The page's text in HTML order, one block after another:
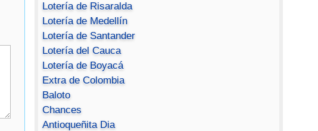
Lotería de Risaralda
Lotería de Medellín
Lotería de Santander
Lotería del Cauca
Lotería de Boyacá
Extra de Colombia
Baloto
Chances
Antioqueñita Dia